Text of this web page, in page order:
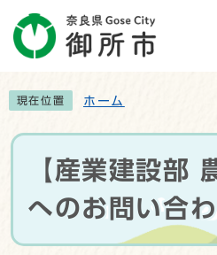
現在位置 ホーム
【産業建設部
へのお問い合